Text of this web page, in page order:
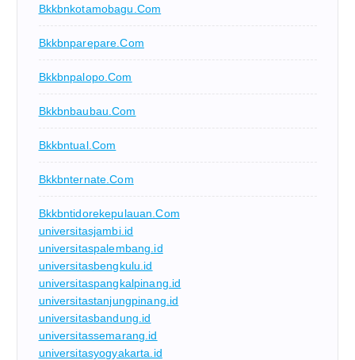
Bkkbnkotamobagu.com
Bkkbnparepare.com
Bkkbnpalopo.com
Bkkbnbaubau.com
Bkkbntual.com
Bkkbnternate.com
Bkkbntidorekepulauan.com
universitasjambi.id
universitaspalembang.id
universitasbengkulu.id
universitaspangkalpinang.id
universitastanjungpinang.id
universitasbandung.id
universitassemarang.id
universitasyogyakarta.id